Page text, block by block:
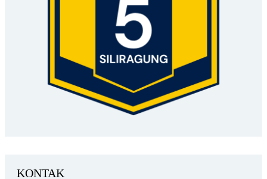
KONTAK